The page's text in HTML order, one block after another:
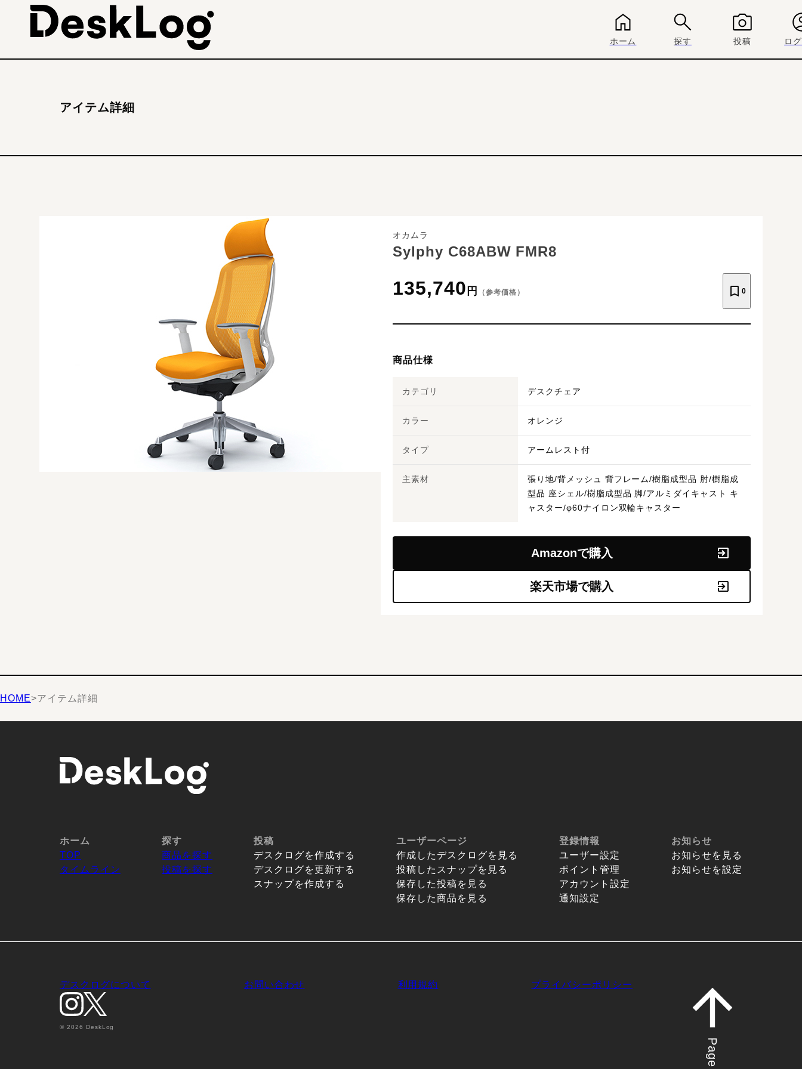
ホーム 探す 投稿 ロ
アイテム詳細
オカムラ
Sylphy C68ABW FMR8
135,740 円 （参考価格） 0
商品仕様
カテゴリ デスクチェア
カラー オレンジ
タイプ アームレスト付
主素材
張り地/背メッシュ 背フレーム/樹脂成型品 肘/樹脂成
型品 座シェル/樹脂成型品 脚/アルミダイキャスト キ
ャスター/φ60ナイロン双輪キャスター
Amazonで購入
楽天市場で購入
HOME>アイテム詳細
ホーム
TOP
タイムライン
探す
商品を探す
投稿を探す
投稿
デスクログを作成する
デスクログを更新する
スナップを作成する
ユーザーページ
作成したデスクログを見る
投稿したスナップを見る
保存した投稿を見る
保存した商品を見る
登録情報
ユーザー設定
ポイント管理
アカウント設定
通知設定
お知らせ
お知らせを見る
お知らせを設定
デスクログについて お問い合わせ 利用規約 プライバシーポリシー
© 2026 DeskLog